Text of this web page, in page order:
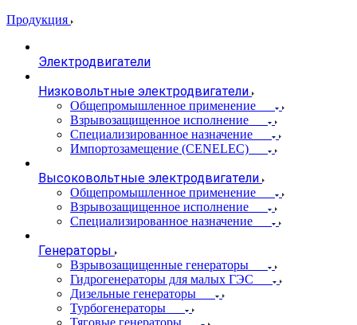
Продукция
Электродвигатели
Низковольтные электродвигатели
Общепромышленное применение
Взрывозащищенное исполнение
Специализированное назначение
Импортозамещение (CENELEC)
Высоковольтные электродвигатели
Общепромышленное применение
Взрывозащищенное исполнение
Специализированное назначение
Генераторы
Взрывозащищенные генераторы
Гидрогенераторы для малых ГЭС
Дизельные генераторы
Турбогенераторы
Тяговые генераторы